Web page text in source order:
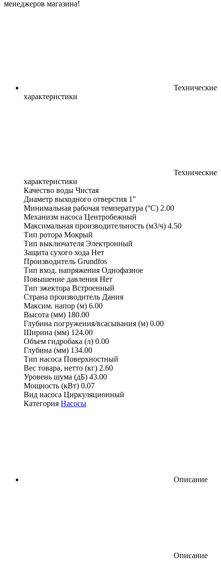
менеджеров магазина!
Технические
характеристики
Технические
характеристики
Качество воды Чистая
Диаметр выходного отверстия 1"
Минимальная рабочая температура (°С) 2.00
Механизм насоса Центробежный
Максимальная производительность (м3/ч) 4.50
Тип ротора Мокрый
Тип выключателя Электронный
Защита сухого хода Нет
Производитель Grundfos
Тип вход. напряжения Однофазное
Повышение давления Нет
Тип эжектора Встроенный
Страна производитель Дания
Максим. напор (м) 6.00
Высота (мм) 180.00
Глубина погружения/всасывания (м) 0.00
Ширина (мм) 124.00
Объем гидробака (л) 0.00
Глубина (мм) 134.00
Тип насоса Поверхностный
Вес товара, нетто (кг) 2.60
Уровень шума (дБ) 43.00
Мощность (кВт) 0.07
Вид насоса Циркуляционный
Категория Насосы
Описание
Описание